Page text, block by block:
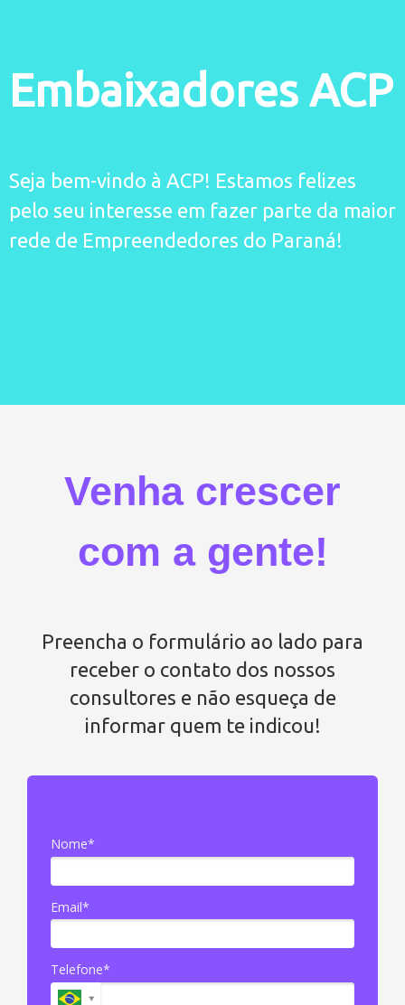
Embaixadores ACP
Seja bem-vindo à ACP! Estamos felizes
pelo seu interesse em fazer parte da maior
rede de Empreendedores do Paraná!
Venha crescer
com a gente!
Preencha o formulário ao lado para
receber o contato dos nossos
consultores e não esqueça de
informar quem te indicou!
Nome*
Email*
Telefone*